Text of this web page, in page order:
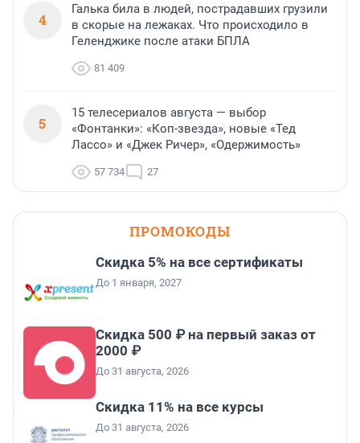
4
Галька била в людей, пострадавших грузили
в скорые на лежаках. Что происходило в
Геленджике после атаки БПЛА
81 409
5
15 телесериалов августа — выбор
«Фонтанки»: «Коп-звезда», новые «Тед
Лассо» и «Джек Ричер», «Одержимость»
57 734 27
ПРОМОКОДЫ
Скидка 5% на все сертификаты
До 1 января, 2027
Скидка 500 ₽ на первый заказ от
2000 ₽
До 31 августа, 2026
Скидка 11% на все курсы
До 31 августа, 2026